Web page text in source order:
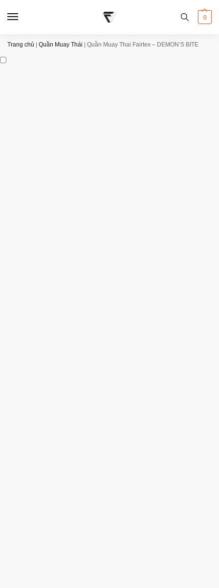
0
Trang chủ Quần Muay Thái Quần Muay Thai Fairtex – DEMON’S BITE